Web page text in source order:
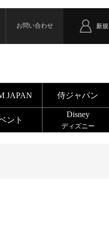
新
お問い合わせ
JAPAN 侍ジャパン
ント
Disney
ディズニー